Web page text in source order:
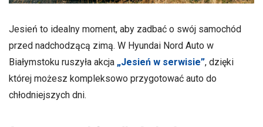
Jesień to idealny moment, aby zadbać o swój samochód
przed nadchodzącą zimą. W Hyundai Nord Auto w
Białymstoku ruszyła akcja „Jesień w serwisie”, dzięki
której możesz kompleksowo przygotować auto do
chłodniejszych dni.